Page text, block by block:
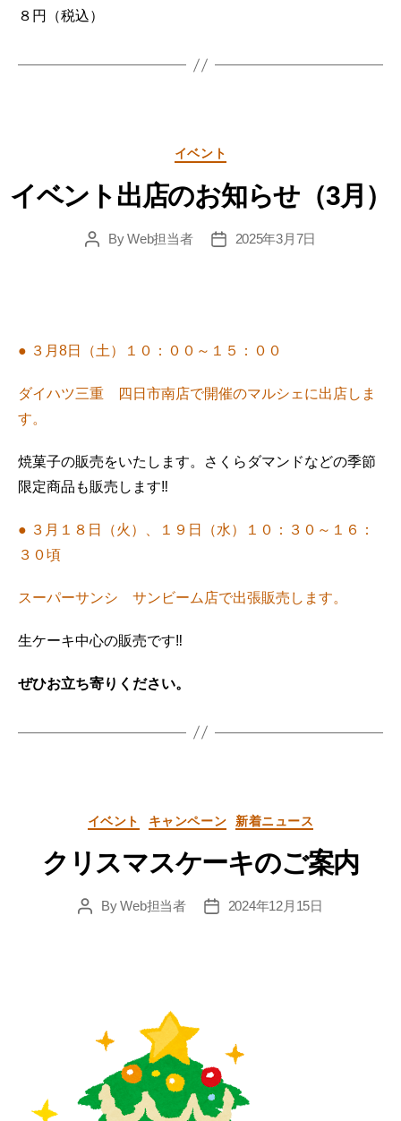
８円（税込）
Categories
イベント
イベント出店のお知らせ（3月）
PostByWeb担当者
Post2025年3月7日
● ３月8日（土）１０：００～１５：００
ダイハツ三重 四日市南店で開催のマルシェに出店しま
す。
焼菓子の販売をいたします。さくらダマンドなどの季節
限定商品も販売します‼
● ３月１８日（火）、１９日（水）１０：３０～１６：
３０頃
スーパーサンシ サンビーム店で出張販売します。
生ケーキ中心の販売です‼
ぜひお立ち寄りください。
Categories
イベント キャンペーン 新着ニュース
クリスマスケーキのご案内
PostByWeb担当者
Post2024年12月15日